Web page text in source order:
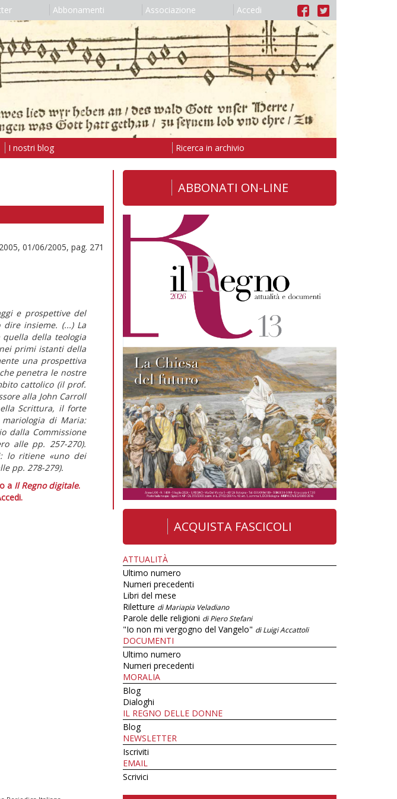
Abbonamenti Associazione Accedi
I nostri blog Ricerca in archivio
01/06/2005, pag. 271
e prospettive del
insieme. (...) La
della teologia
primi istanti della
una prospettiva
penetra le nostre
cattolico (il prof.
alla John Carroll
Scrittura, il forte
di Maria:
dalla Commissione
alle pp. 257-270).
lo ritiene «uno dei
pp. 278-279).
a Il Regno digitale.
ABBONATI ON-LINE
ACQUISTA FASCICOLI
ATTUALITÀ
Ultimo numero
Numeri precedenti
Libri del mese
Riletture di Mariapia Veladiano
Parole delle religioni di Piero Stefani
"Io non mi vergogno del Vangelo" di Luigi Accattoli
DOCUMENTI
Ultimo numero
Numeri precedenti
MORALIA
Blog
Dialoghi
IL REGNO DELLE DONNE
Blog
NEWSLETTER
Iscriviti
EMAIL
Scrivici